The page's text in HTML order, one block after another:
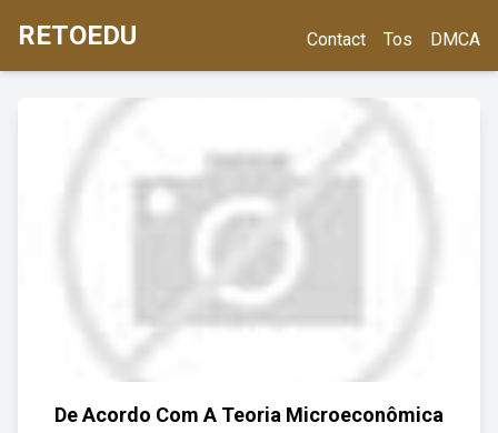
RETOEDU Contact Tos DMCA
De Acordo Com A Teoria Microeconômica